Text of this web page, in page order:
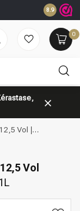
Vor 23:59
8.9
0
Vol |
Vol